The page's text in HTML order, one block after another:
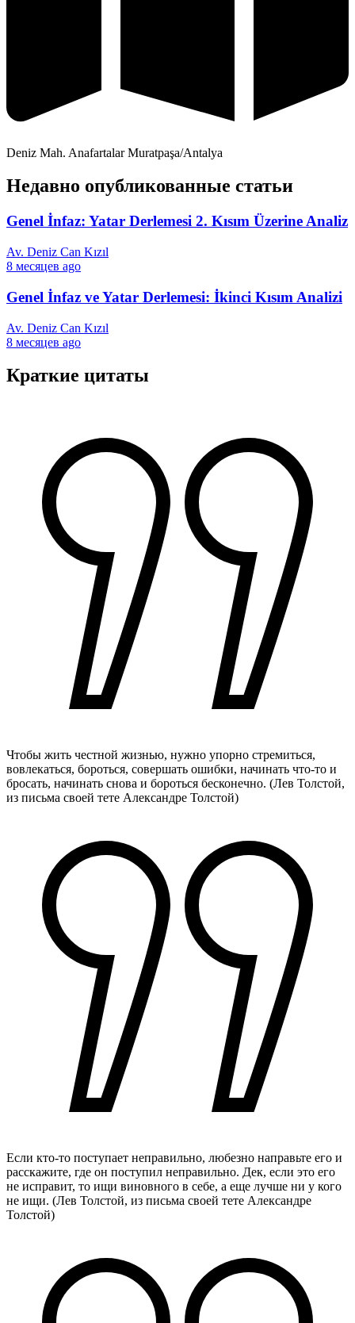
Deniz Mah. Anafartalar Muratpaşa/Antalya
Недавно опубликованные статьи
Genel İnfaz: Yatar Derlemesi 2. Kısım Üzerine Analiz
Av. Deniz Can Kızıl
8 месяцев ago
Genel İnfaz ve Yatar Derlemesi: İkinci Kısım Analizi
Av. Deniz Can Kızıl
8 месяцев ago
Краткие цитаты
Чтобы жить честной жизнью, нужно упорно стремиться,
вовлекаться, бороться, совершать ошибки, начинать что-то и
бросать, начинать снова и бороться бесконечно. (Лев Толстой,
из письма своей тете Александре Толстой)
Если кто-то поступает неправильно, любезно направьте его и
расскажите, где он поступил неправильно. Дек, если это его
не исправит, то ищи виновного в себе, а еще лучше ни у кого
не ищи. (Лев Толстой, из письма своей тете Александре
Толстой)